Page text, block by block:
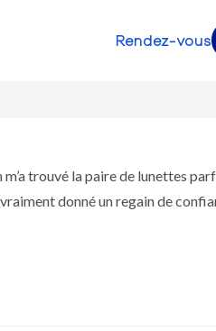
Rendez-vous
trouvé la paire de lunettes
donné un regain de